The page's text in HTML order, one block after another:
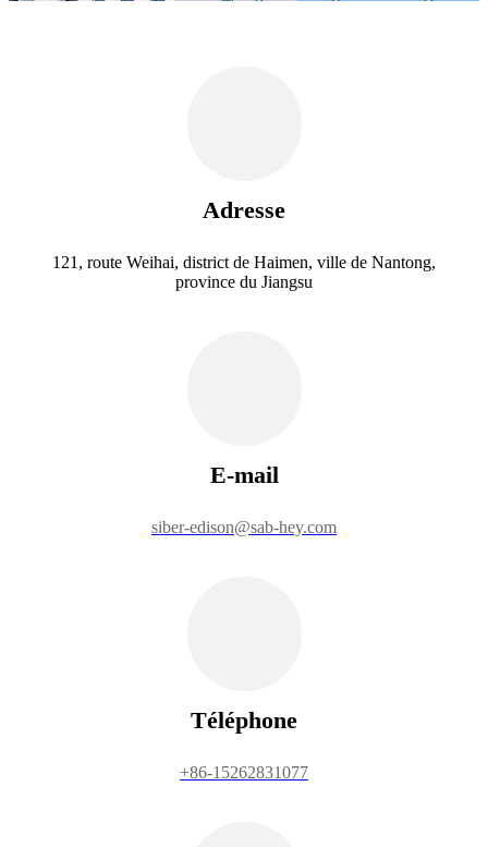
Adresse
121, route Weihai, district de Haimen, ville de Nantong,
province du Jiangsu
E-mail
siber-edison@sab-hey.com
Téléphone
+86-15262831077